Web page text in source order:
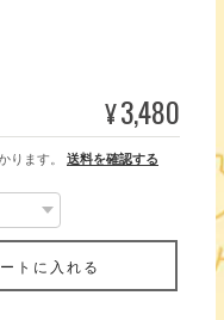
¥3,480
ります。 送料を確認する
トに入れる